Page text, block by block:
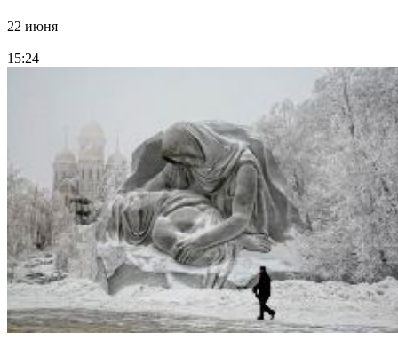
22 июня
15:24